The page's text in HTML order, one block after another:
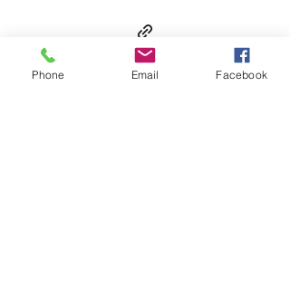
Phone Email Facebook